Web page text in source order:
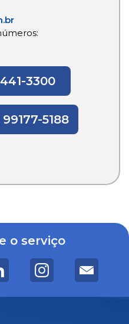
3300
5188
o serviço